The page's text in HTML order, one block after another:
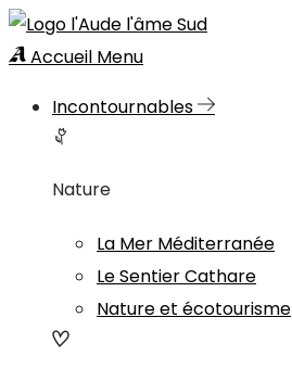
Accueil Menu
Incontournables
Nature
La Mer Méditerranée
Le Sentier Cathare
Nature et écotourisme